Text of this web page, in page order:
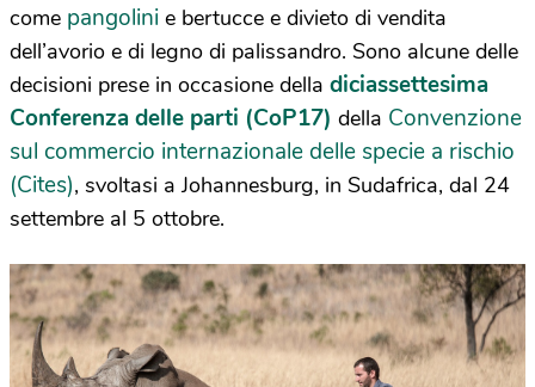
come pangolini e bertucce e divieto di vendita
dell’avorio e di legno di palissandro. Sono alcune delle
decisioni prese in occasione della diciassettesima
Conferenza delle parti (CoP17) della Convenzione
sul commercio internazionale delle specie a rischio
(Cites), svoltasi a Johannesburg, in Sudafrica, dal 24
settembre al 5 ottobre.